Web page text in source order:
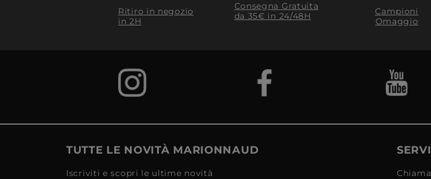
Ritiro in negozio
in 2H
Consegna Gratuita
da 35€​ in 24/48H
Campioni
Omaggio
TUTTE LE NOVITÀ MARIONNAUD
Iscriviti e scopri le ultime novità